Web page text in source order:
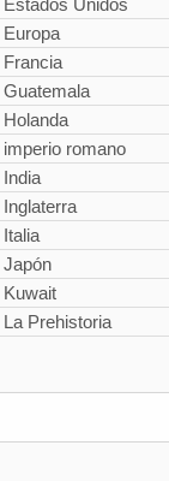
Estados Unidos
Europa
Francia
Guatemala
Holanda
imperio romano
India
Inglaterra
Italia
Japón
Kuwait
La Prehistoria